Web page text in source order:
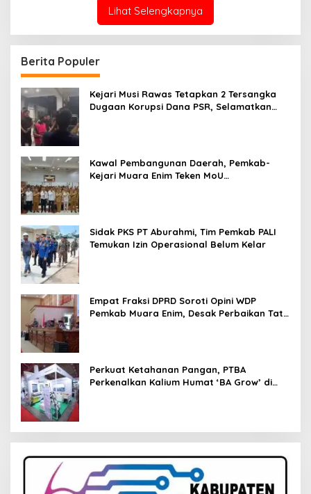
Lihat Selengkapnya
Berita Populer
Kejari Musi Rawas Tetapkan 2 Tersangka
Dugaan Korupsi Dana PSR, Selamatkan
Kawal Pembangunan Daerah, Pemkab-
Kejari Muara Enim Teken MoU
Sidak PKS PT Aburahmi, Tim Pemkab PALI
Temukan Izin Operasional Belum Kelar
Empat Fraksi DPRD Soroti Opini WDP
Pemkab Muara Enim, Desak Perbaikan Tata
Perkuat Ketahanan Pangan, PTBA
Perkenalkan Kalium Humat ‘BA Grow’ di